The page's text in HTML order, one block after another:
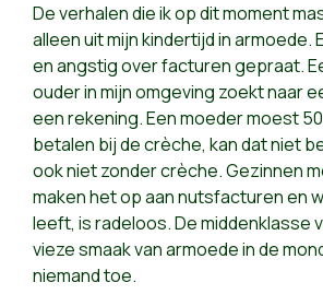
De verhalen die ik op dit moment
alleen uit mijn kindertijd in armoede.
en angstig over facturen gepraat.
ouder in mijn omgeving zoekt naar
een rekening. Een moeder moest
betalen bij de crèche, kan dat niet
ook niet zonder crèche. Gezinnen
maken het op aan nutsfacturen en
leeft, is radeloos. De middenklasse
vieze smaak van armoede in de
niemand toe.